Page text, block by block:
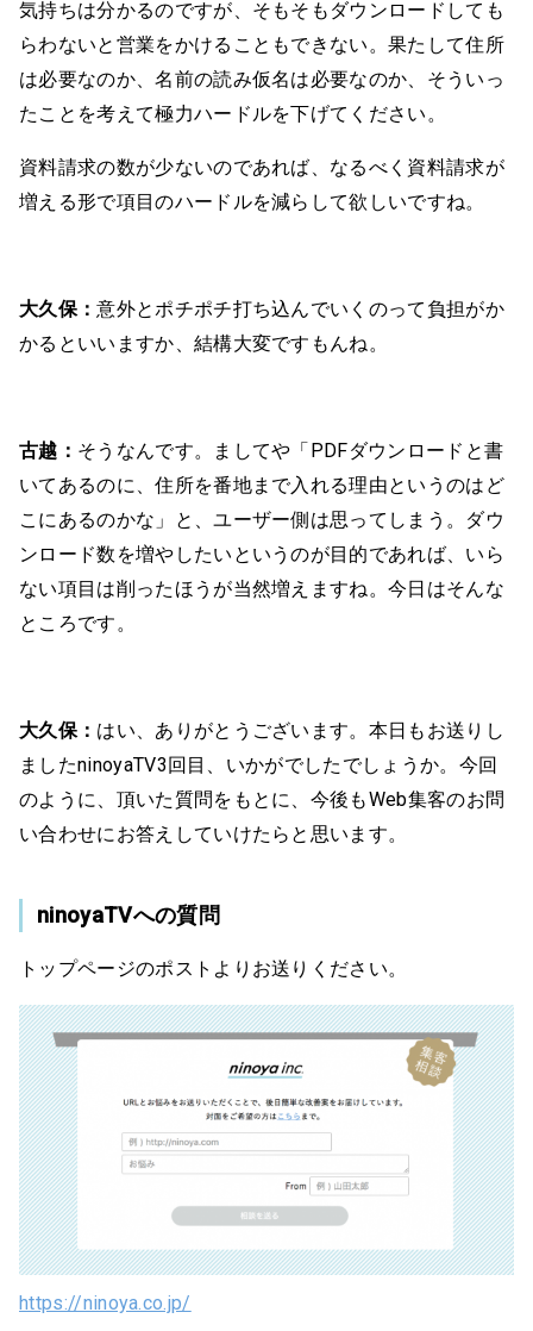
気持ちは分かるのですが、そもそもダウンロードしても
らわないと営業をかけることもできない。果たして住所
は必要なのか、名前の読み仮名は必要なのか、そういっ
たことを考えて極力ハードルを下げてください。
資料請求の数が少ないのであれば、なるべく資料請求が
増える形で項目のハードルを減らして欲しいですね。
大久保：意外とポチポチ打ち込んでいくのって負担がか
かるといいますか、結構大変ですもんね。
古越： そうなんです。ましてや「PDFダウンロードと書
いてあるのに、住所を番地まで入れる理由というのはど
こにあるのかな」と、ユーザー側は思ってしまう。ダウ
ンロード数を増やしたいというのが目的であれば、いら
ない項目は削ったほうが当然増えますね。今日はそんな
ところです。
大久保： はい、ありがとうございます。本日もお送りし
ましたninoyaTV3回目、いかがでしたでしょうか。今回
のように、頂いた質問をもとに、今後もWeb集客のお問
い合わせにお答えしていけたらと思います。
ninoyaTVへの質問
トップページのポストよりお送りください。
https://ninoya.co.jp/